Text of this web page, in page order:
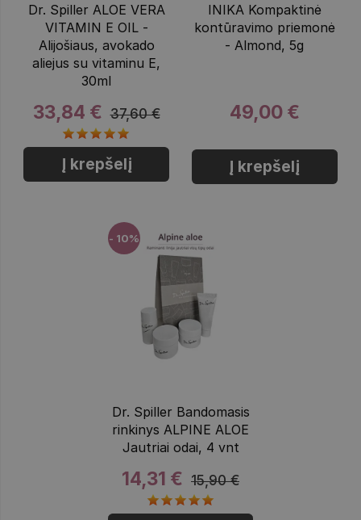
Dr. Spiller ALOE VERA
VITAMIN E OIL -
Alijošiaus, avokado
aliejus su vitaminu E,
30ml
33,84 € 37,60 €
Į krepšelį
INIKA Kompaktinė
kontūravimo priemonė
- Almond, 5g
49,00 €
Į krepšelį
Dr. Spiller Bandomasis
rinkinys ALPINE ALOE
Jautriai odai, 4 vnt
14,31 € 15,90 €
- 10%